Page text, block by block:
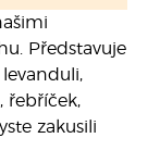
Představuje
řebříček,
zakusili